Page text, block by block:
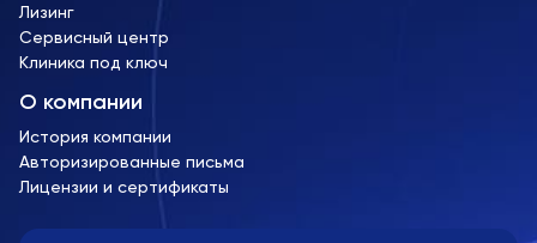
Лизинг
Сервисный центр
Клиника под ключ
О компании
История компании
Авторизированные письма
Лицензии и сертификаты